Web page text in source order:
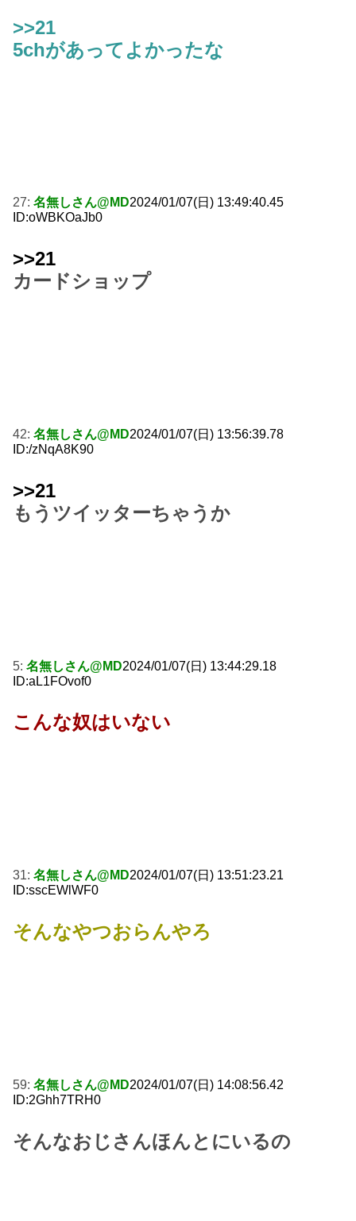
>>21
5chがあってよかったな
27: 名無しさん@MD2024/01/07(日) 13:49:40.45
ID:oWBKOaJb0
>>21
カードショップ
42: 名無しさん@MD2024/01/07(日) 13:56:39.78
ID:/zNqA8K90
>>21
もうツイッターちゃうか
5: 名無しさん@MD2024/01/07(日) 13:44:29.18
ID:aL1FOvof0
こんな奴はいない
31: 名無しさん@MD2024/01/07(日) 13:51:23.21
ID:sscEWlWF0
そんなやつおらんやろ
59: 名無しさん@MD2024/01/07(日) 14:08:56.42
ID:2Ghh7TRH0
そんなおじさんほんとにいるの